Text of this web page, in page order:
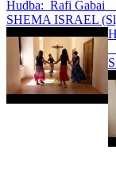
Hudba:
SHEMA ISRAEL